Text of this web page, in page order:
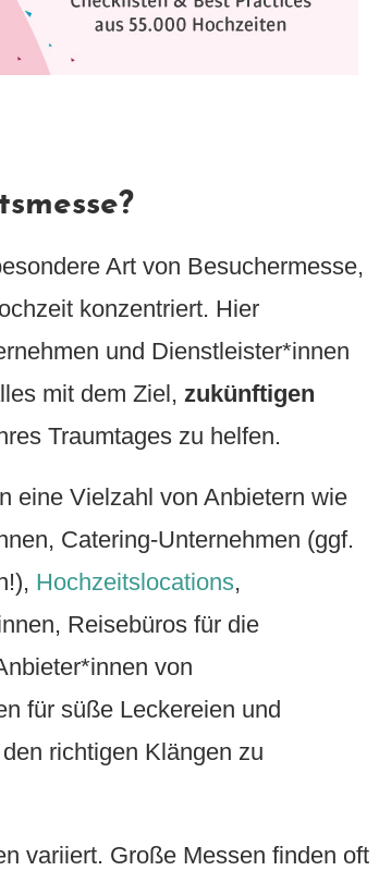
Art von Besuchermesse,
konzentriert. Hier
und Dienstleister*innen
mit dem Ziel, zukünftigen
Traumtages zu helfen.
eine Vielzahl von Anbietern wie
Catering-Unternehmen (ggf.
Hochzeitslocations,
Reisebüros für die
von
für süße Leckereien und
richtigen Klängen zu
variiert. Große Messen finden oft